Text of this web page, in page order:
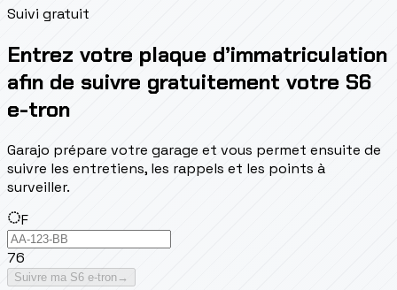
Suivi gratuit
Entrez votre plaque d’immatriculation
afin de suivre gratuitement votre S6
e-tron
Garajo prépare votre garage et vous permet ensuite de
suivre les entretiens, les rappels et les points à
surveiller.
F
76
Suivre ma S6 e-tron →